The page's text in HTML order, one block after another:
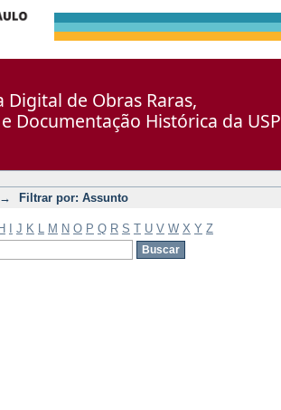
Digital de Obras Raras,
Documentação Histórica da USP
→ Filtrar por: Assunto
H J K M N O P Q R S T U V W X Y Z